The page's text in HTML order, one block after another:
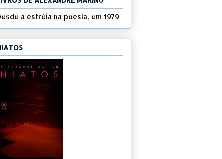
a estréia na poesia, em 1979